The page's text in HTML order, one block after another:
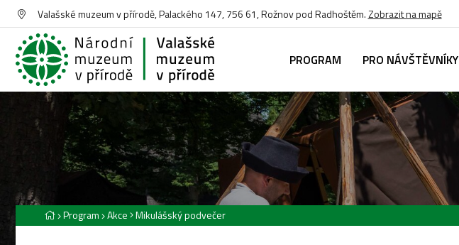
Valašské muzeum v přírodě, Palackého 147, 756 61, Rožnov pod Radhoštěm.Zobrazit na mapě
PROGRAM PRO NÁVŠTĚVNÍKY
Program Akce Mikulášský podvečer